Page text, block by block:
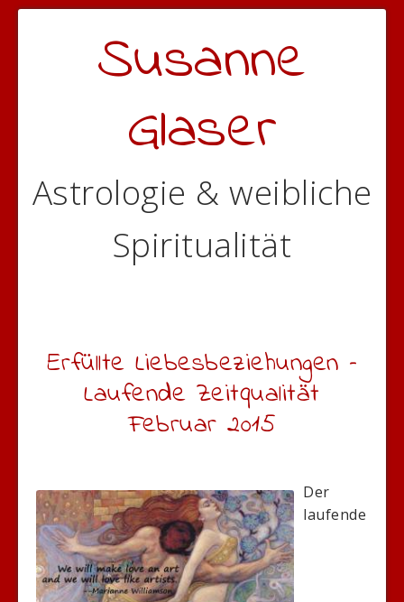
Susanne
Glaser
Astrologie & weibliche
Spiritualität
Erfüllte Liebesbeziehungen –
Laufende Zeitqualität
Februar 2015
Der
laufende